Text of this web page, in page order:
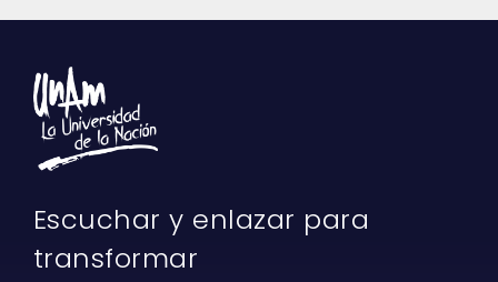
Escuchar y enlazar para
transformar